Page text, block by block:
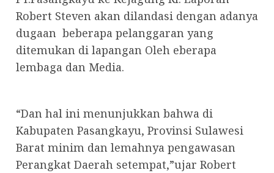
Robert Steven akan dilandasi dengan adanya
dugaan beberapa pelanggaran yang
ditemukan di lapangan Oleh eberapa
lembaga dan Media.
“Dan hal ini menunjukkan bahwa di
Kabupaten Pasangkayu, Provinsi Sulawesi
Barat minim dan lemahnya pengawasan
Perangkat Daerah setempat,”ujar Robert